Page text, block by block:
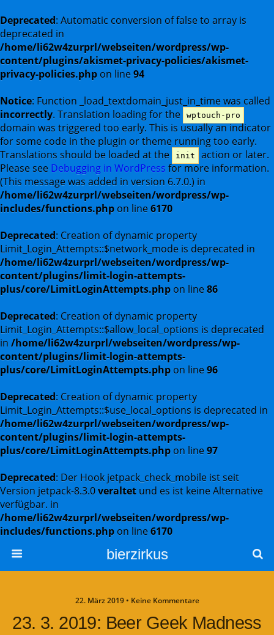
Deprecated: Automatic conversion of false to array is
deprecated in
/home/li62w4zurprl/webseiten/wordpress/wp-
content/plugins/akismet-privacy-policies/akismet-
privacy-policies.php on line94
Notice: Function _load_textdomain_just_in_time was called
incorrectly. Translation loading for the wptouch-pro
domain was triggered too early. This is usually an indicator
for some code in the plugin or theme running too early.
Translations should be loaded at the
init
action or later.
Please see Debugging in WordPress for more information.
(This message was added in version 6.7.0.) in
/home/li62w4zurprl/webseiten/wordpress/wp-
includes/functions.php on line6170
Deprecated: Creation of dynamic property
Limit_Login_Attempts::$network_mode is deprecated in
/home/li62w4zurprl/webseiten/wordpress/wp-
content/plugins/limit-login-attempts-
plus/core/LimitLoginAttempts.php on line86
Deprecated: Creation of dynamic property
Limit_Login_Attempts::$allow_local_options is deprecated
in /home/li62w4zurprl/webseiten/wordpress/wp-
content/plugins/limit-login-attempts-
plus/core/LimitLoginAttempts.php on line96
Deprecated: Creation of dynamic property
Limit_Login_Attempts::$use_local_options is deprecated in
/home/li62w4zurprl/webseiten/wordpress/wp-
content/plugins/limit-login-attempts-
plus/core/LimitLoginAttempts.php on line97
Deprecated: Der Hook jetpack_check_mobile ist seit
Version jetpack-8.3.0veraltet und es ist keine Alternative
verfügbar. in
/home/li62w4zurprl/webseiten/wordpress/wp-
includes/functions.php on line6170
bierzirkus
22. März 2019 • Keine Kommentare
23. 3. 2019: Beer Geek Madness